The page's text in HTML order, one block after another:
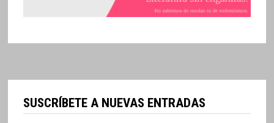
SUSCRÍBETE A NUEVAS ENTRADAS